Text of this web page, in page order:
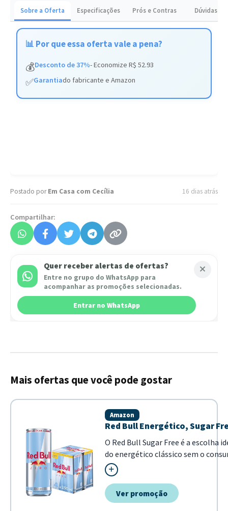
Sobre a Oferta Especificações Prós e Contras Dúvidas
📊 Por que essa oferta vale a pena?
💰Desconto de 37%- Economize R$ 52.93
✅Garantiado fabricante e Amazon
Postado porEm Casa com Cecília 16 dias atrás
Compartilhar:
Quer receber alertas de ofertas?
Entre no grupo do WhatsApp para
acompanhar as promoções selecionadas.
Entrar no WhatsApp
Mais ofertas que você pode gostar
Red Bull Energético, Sugar
Amazon
O Red Bull Sugar Free é a escolha
do energético clássico sem o
mantém a fórmula original com
mesmo sabor e performance em
cotidiano....
Ver promoção